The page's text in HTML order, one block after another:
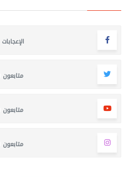
الإعجابات
متابعون
متابعون
متابعون